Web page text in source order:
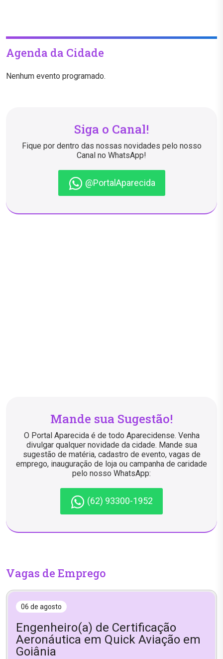
Agenda da Cidade
Nenhum evento programado.
Siga o Canal!
Fique por dentro das nossas novidades pelo nosso
Canal no WhatsApp!
@PortalAparecida
Mande sua Sugestão!
O Portal Aparecida é de todo Aparecidense. Venha
divulgar qualquer novidade da cidade. Mande sua
sugestão de matéria, cadastro de evento, vagas de
emprego, inauguração de loja ou campanha de caridade
pelo nosso WhatsApp:
(62) 93300-1952
Vagas de Emprego
06 de agosto
Engenheiro(a) de Certificação
Aeronáutica em Quick Aviação em
Goiânia